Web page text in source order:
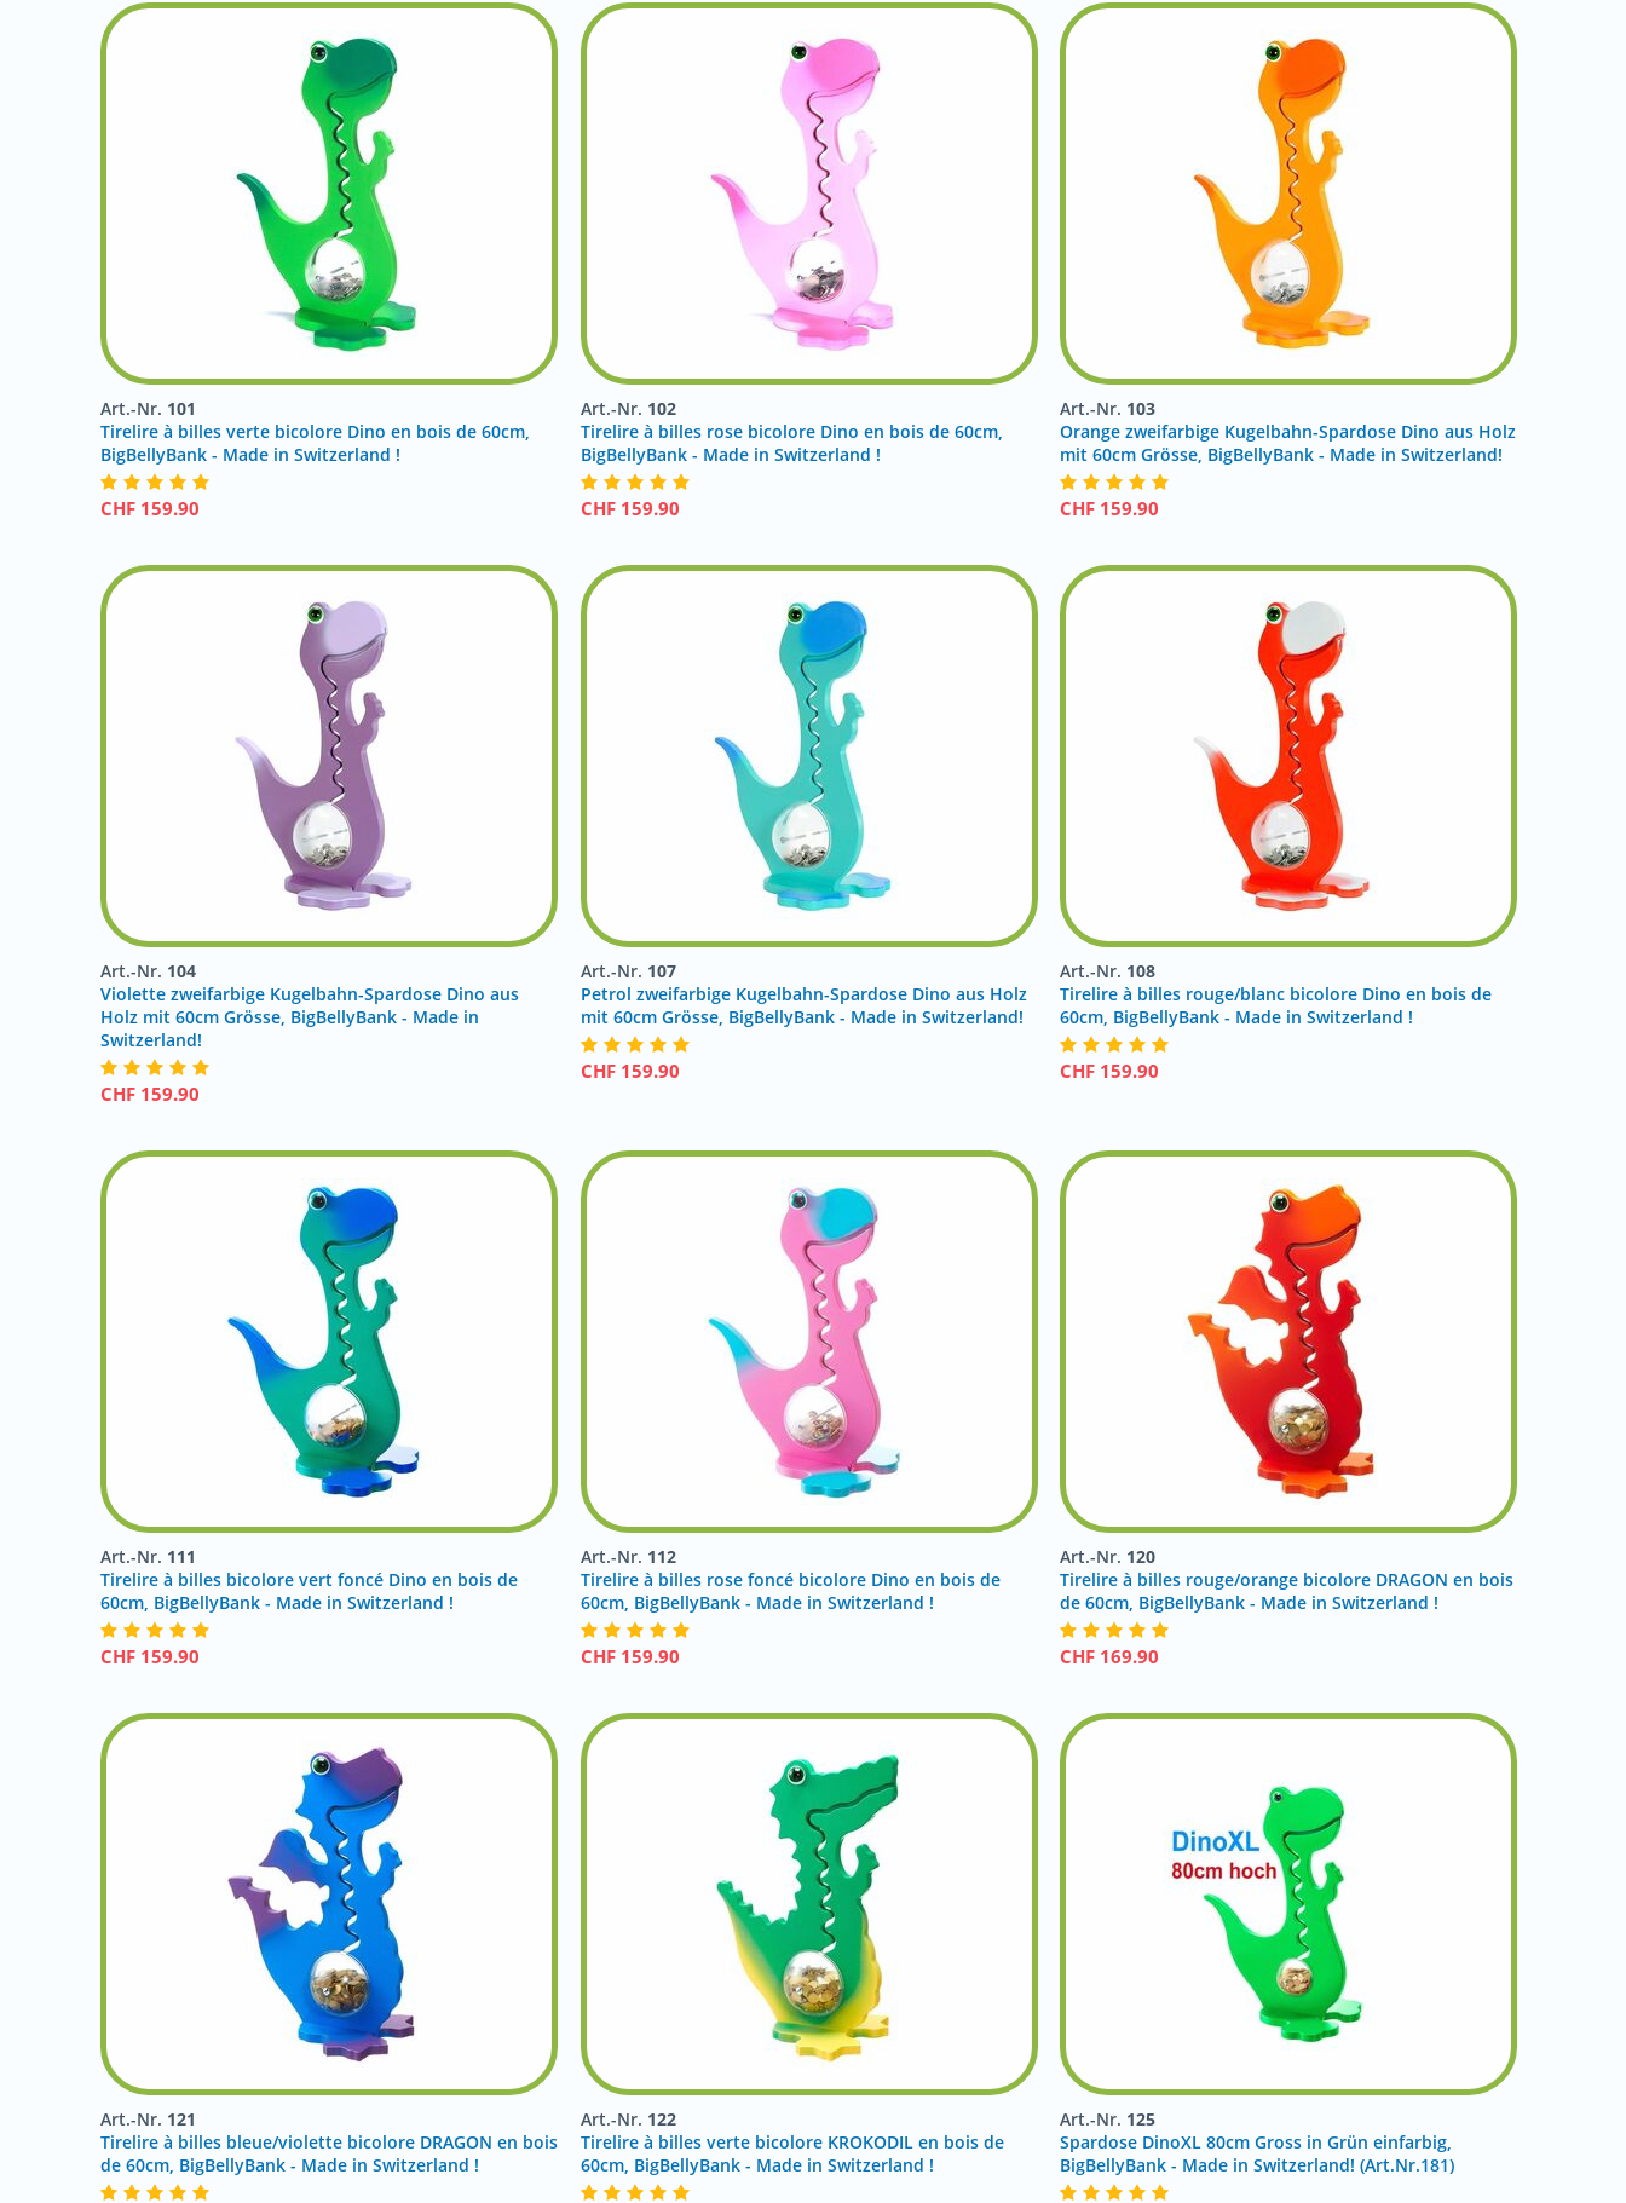
Art.-Nr. 101
Tirelire à billes verte bicolore Dino en bois de 60cm,
BigBellyBank - Made in Switzerland !
CHF 159.90
Art.-Nr. 102
Tirelire à billes rose bicolore Dino en bois de 60cm,
BigBellyBank - Made in Switzerland !
CHF 159.90
Art.-Nr. 103
Orange zweifarbige Kugelbahn-Spardose Dino aus Holz
mit 60cm Grösse, BigBellyBank - Made in Switzerland!
CHF 159.90
Art.-Nr. 104
Violette zweifarbige Kugelbahn-Spardose Dino aus
Holz mit 60cm Grösse, BigBellyBank - Made in
Switzerland!
CHF 159.90
Art.-Nr. 107
Petrol zweifarbige Kugelbahn-Spardose Dino aus Holz
mit 60cm Grösse, BigBellyBank - Made in Switzerland!
CHF 159.90
Art.-Nr. 108
Tirelire à billes rouge/blanc bicolore Dino en bois de
60cm, BigBellyBank - Made in Switzerland !
CHF 159.90
Art.-Nr. 111
Tirelire à billes bicolore vert foncé Dino en bois de
60cm, BigBellyBank - Made in Switzerland !
CHF 159.90
Art.-Nr. 112
Tirelire à billes rose foncé bicolore Dino en bois de
60cm, BigBellyBank - Made in Switzerland !
CHF 159.90
Art.-Nr. 120
Tirelire à billes rouge/orange bicolore DRAGON en bois
de 60cm, BigBellyBank - Made in Switzerland !
CHF 169.90
Art.-Nr. 121
Tirelire à billes bleue/violette bicolore DRAGON en bois
de 60cm, BigBellyBank - Made in Switzerland !
Art.-Nr. 122
Tirelire à billes verte bicolore KROKODIL en bois de
60cm, BigBellyBank - Made in Switzerland !
Art.-Nr. 125
Spardose DinoXL 80cm Gross in Grün einfarbig,
BigBellyBank - Made in Switzerland! (Art.Nr.181)